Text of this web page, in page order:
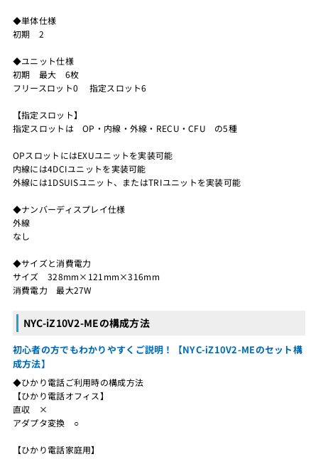
◆単体仕様
初期 2
◆ユニット仕様
初期 最大 6枚
フリースロット0 指定スロット6
【指定スロット】
指定スロットは OP・内線・外線・RECU・CFU の5種
OPスロットにはEXUユニットを実装可能
内線には4DCIユニットを実装可能
外線には1DSUISユニット、またはTRIユニットを実装可能
◆ナンバーディスプレイ仕様
外線
なし
◆サイズと消費電力
サイズ 328mm×121mm×316mm
消費電力 最大27W
NYC-iZ10V2-MEの構成方法
初心者の方でもわかりやすくご説明！【NYC-iZ10V2-MEのセット構
成方法】
◆ひかり電話ご利用時の構成方法
【ひかり電話オフィス】
直収 ×
アダプタ変換 ○
【ひかり電話家庭用】